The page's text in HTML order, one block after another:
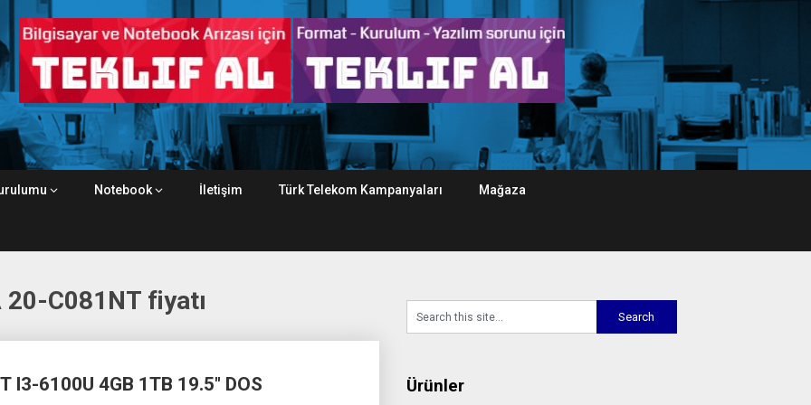
Notebook İletişim Türk Telekom Kampanyaları Mağaza
20-C081NT fiyatı
I3-6100U 4GB 1TB 19.5″ DOS Ürünler